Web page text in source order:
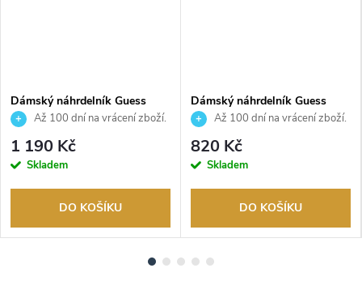
Dámský náhrdelník Guess
JUBN04210JWYGT
Až 100 dní na vrácení zboží.
Autorizovaný prodejce.
1 190 Kč
Skladem
DO KOŠÍKU
Dámský náhrdelník Guess
JUBN06016JWYGT
Až 100 dní na vrácení zboží.
Autorizovaný prodejce.
820 Kč
Skladem
DO KOŠÍKU